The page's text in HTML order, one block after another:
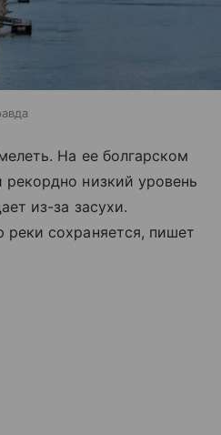
На ее болгарском
рекордно низкий уровень
из-за засухи.
сохраняется, пишет